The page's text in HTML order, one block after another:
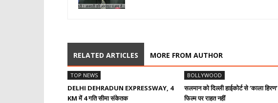
RELATED ARTICLES MORE FROM AUTHOR
TOP NEWS
DELHI DEHRADUN EXPRESSWAY, 4
KM में 4 गति सीमा संकेतक
BOLLYWOOD
सलमान को दिल्ली हाईकोर्ट से ‘काला हिरण’
फिल्म पर राहत नहीं